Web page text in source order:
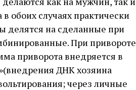
обоих случаях практически
делятся на сделанные при
При привороте
приворота внедряется в
ДНК хозяина
через личные